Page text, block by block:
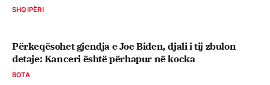
SHQIPËRI
Përkeqësohet gjendja e Joe Biden, djali i tij zbulon
detaje: Kanceri është përhapur në kocka
BOTA